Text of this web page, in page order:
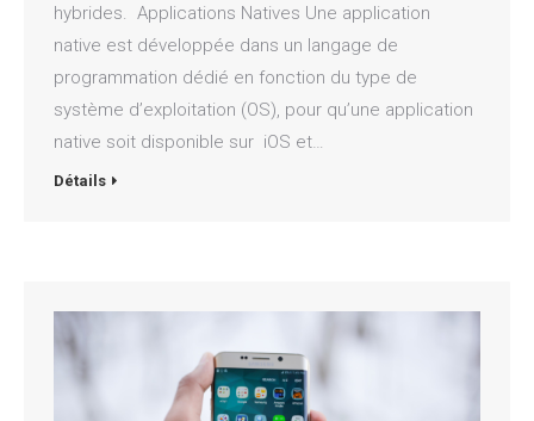
hybrides. Applications Natives Une application
native est développée dans un langage de
programmation dédié en fonction du type de
système d’exploitation (OS), pour qu’une application
native soit disponible sur iOS et…
Détails